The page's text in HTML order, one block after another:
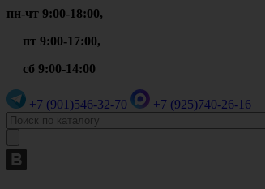
пн-чт 9:00-18:00,
пт 9:00-17:00,
сб 9:00-14:00
+7 (901)546-32-70 +7 (925)740-26-16